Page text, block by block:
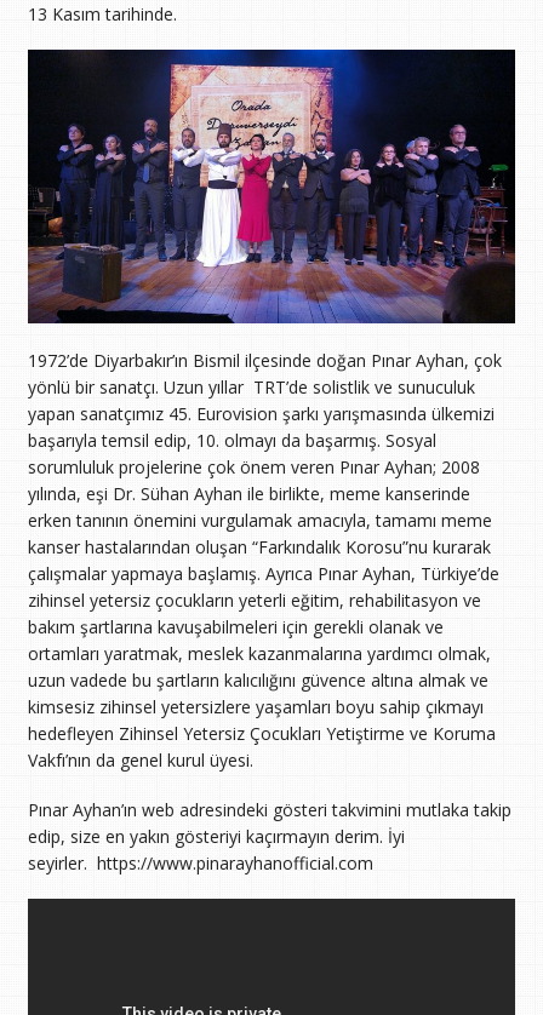
13 Kasım tarihinde.
1972’de Diyarbakır’ın Bismil ilçesinde doğan Pınar Ayhan, çok
yönlü bir sanatçı. Uzun yıllar TRT’de solistlik ve sunuculuk
yapan sanatçımız 45. Eurovision şarkı yarışmasında ülkemizi
başarıyla temsil edip, 10. olmayı da başarmış. Sosyal
sorumluluk projelerine çok önem veren Pınar Ayhan; 2008
yılında, eşi Dr. Sühan Ayhan ile birlikte, meme kanserinde
erken tanının önemini vurgulamak amacıyla, tamamı meme
kanser hastalarından oluşan “Farkındalık Korosu”nu kurarak
çalışmalar yapmaya başlamış. Ayrıca Pınar Ayhan, Türkiye’de
zihinsel yetersiz çocukların yeterli eğitim, rehabilitasyon ve
bakım şartlarına kavuşabilmeleri için gerekli olanak ve
ortamları yaratmak, meslek kazanmalarına yardımcı olmak,
uzun vadede bu şartların kalıcılığını güvence altına almak ve
kimsesiz zihinsel yetersizlere yaşamları boyu sahip çıkmayı
hedefleyen Zihinsel Yetersiz Çocukları Yetiştirme ve Koruma
Vakfı’nın da genel kurul üyesi.
Pınar Ayhan’ın web adresindeki gösteri takvimini mutlaka takip
edip, size en yakın gösteriyi kaçırmayın derim. İyi
seyirler. https://www.pinarayhanofficial.com